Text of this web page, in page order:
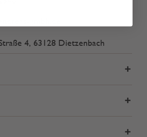
4, 63128 Dietzenbach